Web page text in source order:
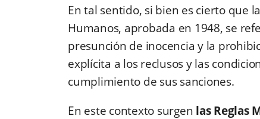
En tal sentido, si bien es cierto que
Humanos, aprobada en 1948, se
presunción de inocencia y la
explícita a los reclusos y las
cumplimiento de sus sanciones.
En este contexto surgen las Reglas